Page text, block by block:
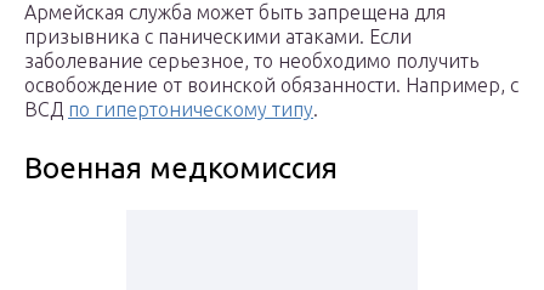
Армейская служба может быть запрещена для
призывника с паническими атаками. Если
заболевание серьезное, то необходимо получить
освобождение от воинской обязанности. Например, с
ВСД по гипертоническому типу.
Военная медкомиссия